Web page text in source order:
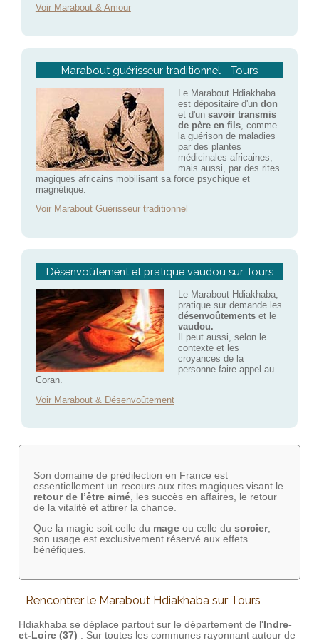
Voir Marabout & Amour
Marabout guérisseur traditionnel - Tours
Le Marabout Hdiakhaba
est dépositaire d'un don
et d'un savoir transmis
de père en fils, comme
la guérison de maladies
par des plantes
médicinales africaines,
mais aussi, par des rites
magiques africains mobilisant sa force psychique et
magnétique.
Voir Marabout Guérisseur traditionnel
Désenvoûtement et pratique vaudou sur Tours
Le Marabout Hdiakhaba,
pratique sur demande les
désenvoûtementset le
vaudou.
Il peut aussi, selon le
contexte et les
croyances de la
personne faire appel au
Coran.
Voir Marabout & Désenvoûtement
Son domaine de prédilection en France est
essentiellement un recours aux rites magiques visant le
retour de l’être aimé, les succès en affaires, le retour
de la vitalité et attirer la chance.
Que la magie soit celle du mageou celle du sorcier,
son usage est exclusivement réservé aux effets
bénéfiques.
Rencontrer le Marabout Hdiakhaba sur Tours
Hdiakhaba se déplace partout sur le département de l'Indre-
et-Loire (37) : Sur toutes les communes rayonnant autour de